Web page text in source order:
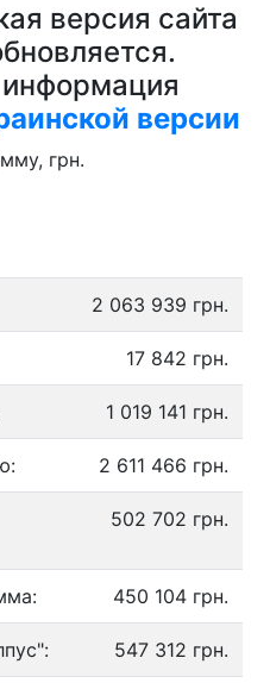
версия сайта
версии
грн.
2 063 939 грн.
17 842 грн.
1 019 141 грн.
2 611 466 грн.
502 702 грн.
450 104 грн.
547 312 грн.